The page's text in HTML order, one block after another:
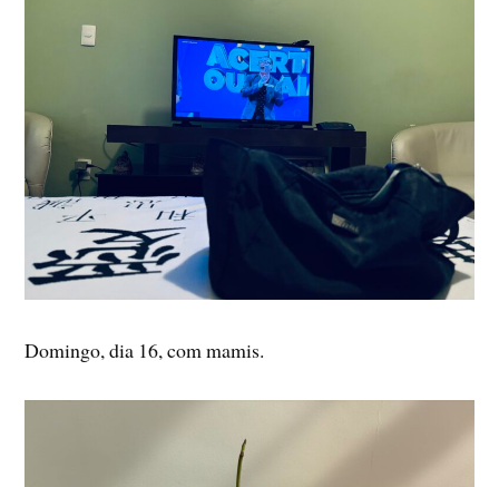
Domingo, dia 16, com mamis.